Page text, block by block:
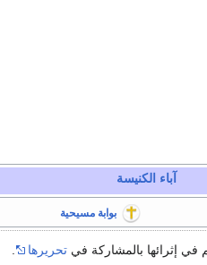
آباء الكنيسة
بوابة مسيحية
في إثرائها بالمشاركة في تحريرها .